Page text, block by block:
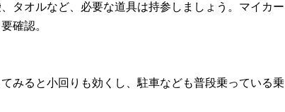
タオルなど、必要な道具は持参しましょう。マイカー
確認。
みると小回りも効くし、駐車なども普段乗っている乗